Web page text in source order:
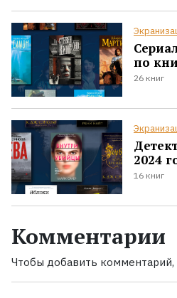
по
26 книг
2024
16 книг
Комментарии
Чтобы добавить